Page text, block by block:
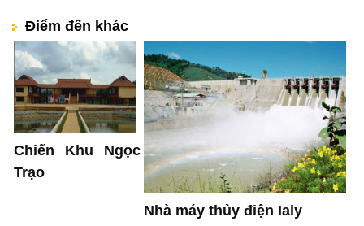
Điểm đến khác
Chiến Khu Ngọc
Trạo
Nhà máy thủy điện Ialy